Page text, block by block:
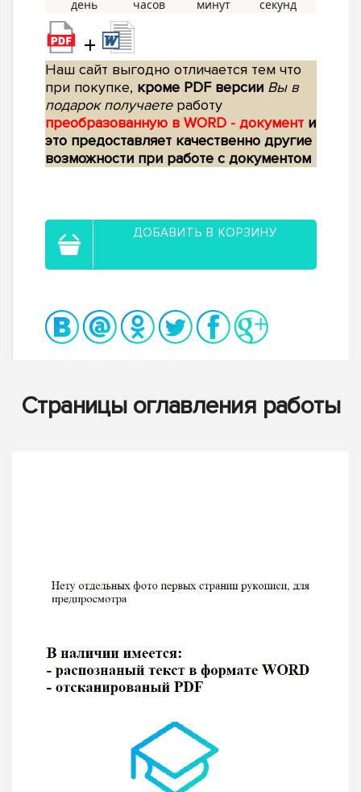
+
Наш сайт выгодно отличается тем что
при покупке, кроме PDF версии Вы в
подарок получаетеработу
преобразованную в WORD - документ и
это предоставляет качественно другие
возможности при работе с документом
ДОБАВИТЬ В КОРЗИНУ
Страницы оглавления работы